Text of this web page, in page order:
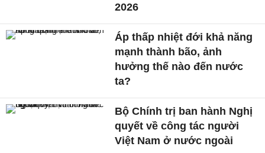
2026
Áp thấp nhiệt đới khả năng
mạnh thành bão, ảnh
hưởng thế nào đến nước
ta?
Bộ Chính trị ban hành Nghị
quyết về công tác người
Việt Nam ở nước ngoài